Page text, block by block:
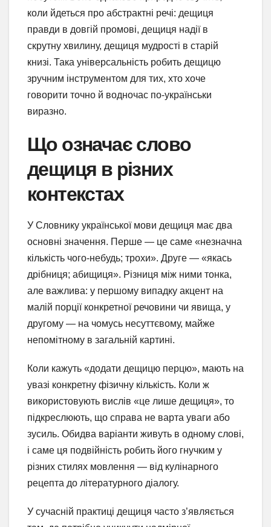
коли йдеться про абстрактні речі: дещиця
правди в довгій промові, дещиця надії в
скрутну хвилину, дещиця мудрості в старій
книзі. Така універсальність робить дещицю
зручним інструментом для тих, хто хоче
говорити точно й водночас по-українськи
виразно.
Що означає слово
дещиця в різних
контекстах
У Словнику української мови дещиця має два
основні значення. Перше — це саме «незначна
кількість чого-небудь; трохи». Друге — «якась
дрібниця; абищиця». Різниця між ними тонка,
але важлива: у першому випадку акцент на
малій порції конкретної речовини чи явища, у
другому — на чомусь несуттєвому, майже
непомітному в загальній картині.
Коли кажуть «додати дещицю перцю», мають на
увазі конкретну фізичну кількість. Коли ж
використовують вислів «це лише дещиця», то
підкреслюють, що справа не варта уваги або
зусиль. Обидва варіанти живуть в одному слові,
і саме ця подвійність робить його гнучким у
різних стилях мовлення — від кулінарного
рецепта до літературного діалогу.
У сучасній практиці дещиця часто з’являється